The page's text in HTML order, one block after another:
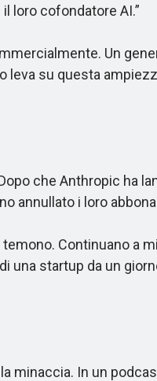
loro cofondatore AI.”
Un
leva su questa
che Anthropic ha
annullato i loro
Continuano a
una startup da un
In un